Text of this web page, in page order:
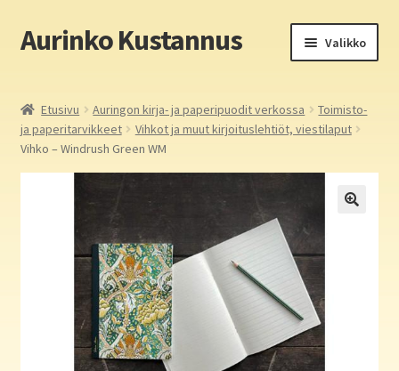
Siirry
navigointiin
Siirry
sisältöön
Aurinko Kustannus Valikko
Yritys
Yhteystiedot
Aurinko Kustannus: kirjat
Auringon kirja- ja paperipuodit verkossa
Etusivu Auringon kirja- ja paperipuodit verkossa
Toimisto-
ja paperitarvikkeet
Vihkot ja muut kirjoituslehtiöt, viestilaput
Vihko – Windrush Green WM